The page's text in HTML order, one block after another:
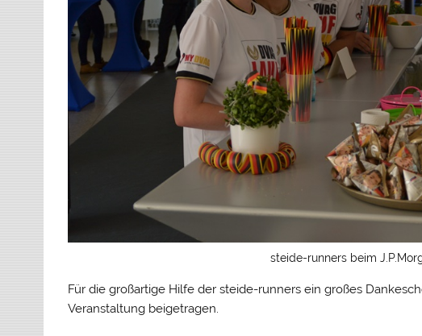
steide-runners beim
Für die großartige Hilfe der steide-runners ein großes
Veranstaltung beigetragen.